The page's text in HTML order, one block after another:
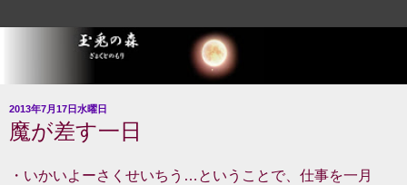
2013年7月17日水曜日
魔が差す一日
・いかいよーさくせいちう…ということで、仕事を一月